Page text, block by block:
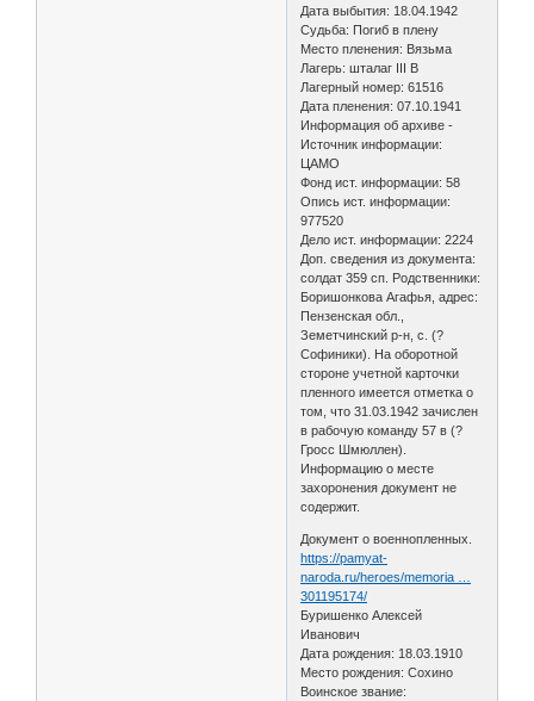
Дата выбытия: 18.04.1942
Судьба: Погиб в плену
Место пленения: Вязьма
Лагерь: шталаг III B
Лагерный номер: 61516
Дата пленения: 07.10.1941
Информация об архиве -
Источник информации:
ЦАМО
Фонд ист. информации: 58
Опись ист. информации:
977520
Дело ист. информации: 2224
Доп. сведения из документа:
солдат 359 сп. Родственники:
Боришонкова Агафья, адрес:
Пензенская обл.,
Земетчинский р-н, с. (?
Софиники). На оборотной
стороне учетной карточки
пленного имеется отметка о
том, что 31.03.1942 зачислен
в рабочую команду 57 в (?
Гросс Шмюллен).
Информацию о месте
захоронения документ не
содержит.
Документ о военнопленных.
https://pamyat-
naroda.ru/heroes/memoria …
301195174/
Буришенко Алексей
Иванович
Дата рождения: 18.03.1910
Место рождения: Сохино
Воинское звание: